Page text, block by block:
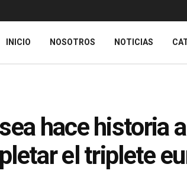
INICIO NOSOTROS NOTICIAS
hace historia
el triplete